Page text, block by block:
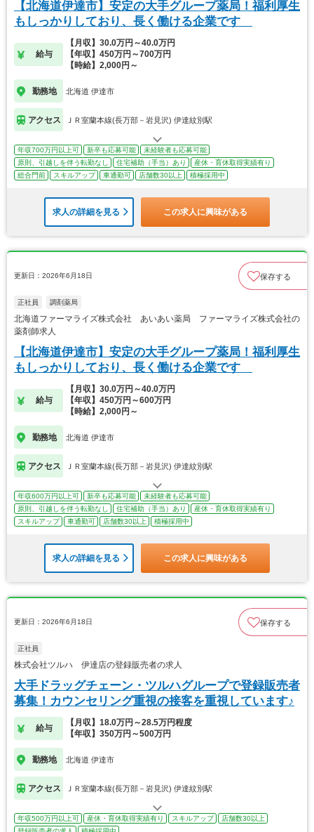
【北海道伊達市】安定の大手グループ薬局！福利厚生
もしっかりしており、長く働ける企業です
給与
【月収】30.0万円～40.0万円
【年収】450万円～700万円
【時給】2,000円～
勤務地 北海道 伊達市
アクセス ＪＲ室蘭本線(長万部－岩見沢) 伊達紋別駅
年収700万円以上可 新卒も応募可能
未経験者も応募可能
原則、引越しを伴う転勤なし
住宅補助（手当）あり
産休・育休取得実績有り
総合門前
スキルアップ 車通勤可 店舗数30以上 積極採用中
求人の詳細を見る この求人に興味がある
更新日：2026年6月18日 保存する
正社員 調剤薬局
北海道ファーマライズ株式会社 あいあい薬局 ファーマライズ株式会社の
薬剤師求人
【北海道伊達市】安定の大手グループ薬局！福利厚生
もしっかりしており、長く働ける企業です
給与
【月収】30.0万円～40.0万円
【年収】450万円～600万円
【時給】2,000円～
勤務地 北海道 伊達市
アクセス ＪＲ室蘭本線(長万部－岩見沢) 伊達紋別駅
年収600万円以上可 新卒も応募可能
未経験者も応募可能
原則、引越しを伴う転勤なし
住宅補助（手当）あり
産休・育休取得実績有り
スキルアップ
車通勤可 店舗数30以上 積極採用中
求人の詳細を見る この求人に興味がある
更新日：2026年6月18日 保存する
正社員
株式会社ツルハ 伊達店の登録販売者の求人
大手ドラッグチェーン・ツルハグループで登録販売者
募集！カウンセリング重視の接客を重視しています♪
給与
【月収】18.0万円～28.5万円程度
【年収】350万円～500万円
勤務地 北海道 伊達市
アクセス ＪＲ室蘭本線(長万部－岩見沢) 伊達紋別駅
年収500万円以上可 産休・育休取得実績有り スキルアップ
店舗数30以上